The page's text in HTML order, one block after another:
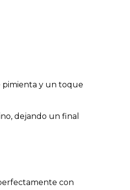
pimienta y un toque
dejando un final
con